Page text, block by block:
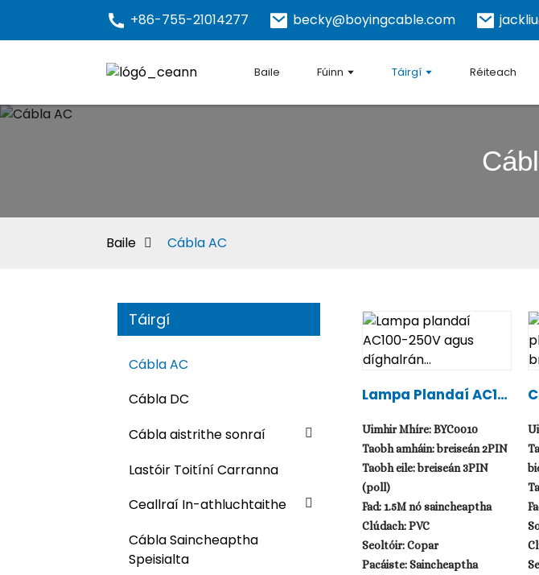
+86-755-21014277 becky@boyingcable.com
Baile Fúinn Táirgí Réiteach
Baile Cábla AC
Táirgí
Cábla AC
Cábla DC
Cábla aistrithe sonraí
Lastóir Toitíní Carranna
Ceallraí In-athluchtaithe
Cábla Saincheaptha
Speisialta
Lampa Plandaí AC10
Án...
Uimhir Mhíre: BYC0010
Taobh amháin: breiseán 2PIN
Taobh eile: breiseán 3PIN
(poll)
Fad: 1.5M nó saincheaptha
Clúdach: PVC
Seoltóir: Copar
Pacáiste: Saincheaptha